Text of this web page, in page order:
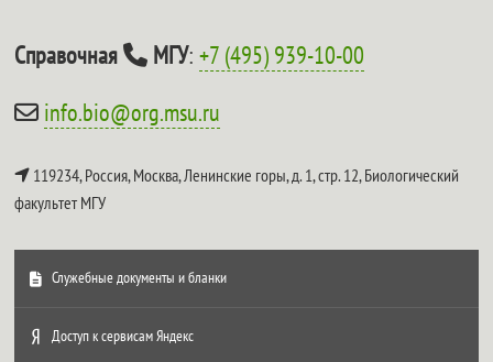
Справочная МГУ:+7 (495) 939-10-00
info.bio@org.msu.ru
119234, Россия, Москва, Ленинские горы, д. 1, стр. 12,Биологический
факультет МГУ
Служебные документы и бланки
Доступ к сервисам Яндекс